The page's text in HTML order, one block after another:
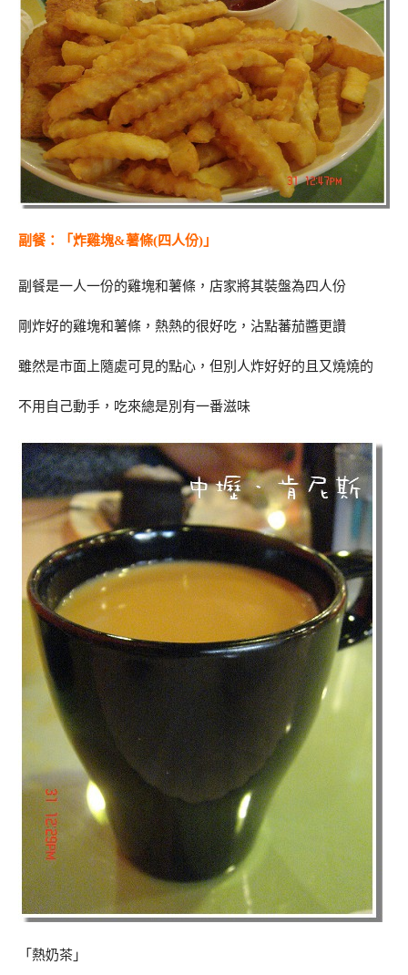
副餐：「炸雞塊&薯條(四人份)」
副餐是一人一份的雞塊和薯條，店家將其裝盤為四人份
剛炸好的雞塊和薯條，熱熱的很好吃，沾點蕃茄醬更讚
雖然是市面上隨處可見的點心，但別人炸好好的且又燒燒的
不用自己動手，吃來總是別有一番滋味
「熱奶茶」